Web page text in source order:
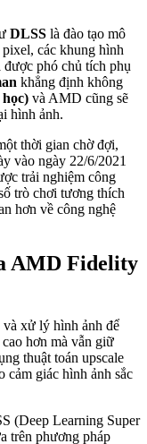
DLSS là đào tạo mô
các khung hình
được phó chủ tích phụ
khẳng định không
và AMD cũng sẽ
hình ảnh.
thời gian chờ đợi,
vào ngày 22/6/2021
trải nghiệm công
trò chơi tương thích
hơn về công nghệ
AMD Fidelity
và xử lý hình ảnh để
hơn mà vẫn giữ
thuật toán upscale
cảm giác hình ảnh sắc
(Deep Learning Super
trên phương pháp